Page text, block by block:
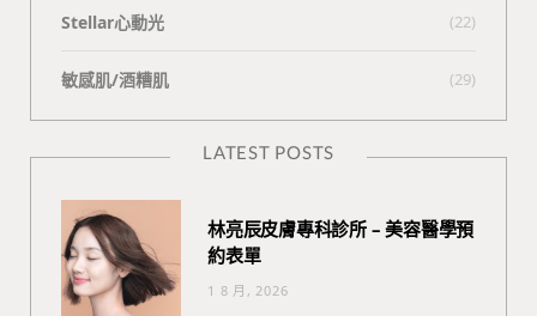
Stellar心動光 (22)
敏感肌/酒糟肌 (29)
LATEST POSTS
林亮辰皮膚專科診所 – 美容醫學預
約表單
1 8 月, 2026